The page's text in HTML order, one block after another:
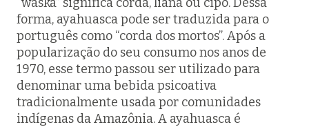
forma, ayahuasca pode ser traduzida para o
português como “corda dos mortos”. Após a
popularização do seu consumo nos anos de
1970, esse termo passou ser utilizado para
denominar uma bebida psicoativa
tradicionalmente usada por comunidades
indígenas da Amazônia. A ayahuasca é